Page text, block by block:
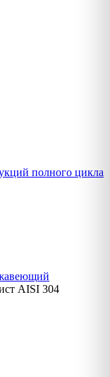
полного цикла
AISI 304